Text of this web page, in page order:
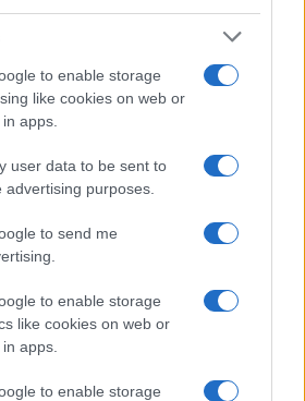
to enable storage
like cookies on web or
apps.
user data to be sent to
purposes.
to send me
to enable storage
like cookies on web or
apps.
to enable storage